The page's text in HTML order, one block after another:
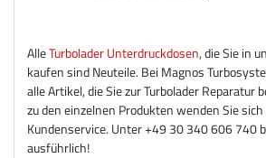
AlleTurbolader Unterdruckdosen, die Sie in
kaufen sind Neuteile. Bei Magnos
alle Artikel, die Sie zur Turbolader Reparatur
zu den einzelnen Produkten wenden Sie
Kundenservice. Unter +49 30 340 606 740
ausführlich!